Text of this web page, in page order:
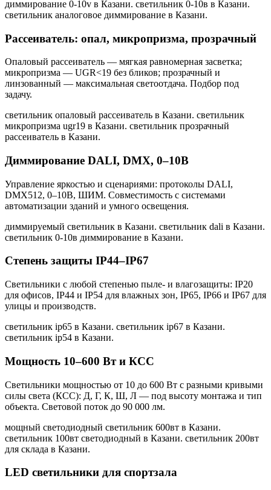
диммирование 0-10v в Казани. светильник 0-10в в Казани.
светильник аналоговое диммирование в Казани.
Рассеиватель: опал, микропризма, прозрачный
Опаловый рассеиватель — мягкая равномерная засветка;
микропризма — UGR<19 без бликов; прозрачный и
линзованный — максимальная светоотдача. Подбор под
задачу.
светильник опаловый рассеиватель в Казани. светильник
микропризма ugr19 в Казани. светильник прозрачный
рассеиватель в Казани.
Диммирование DALI, DMX, 0–10В
Управление яркостью и сценариями: протоколы DALI,
DMX512, 0–10В, ШИМ. Совместимость с системами
автоматизации зданий и умного освещения.
диммируемый светильник в Казани. светильник dali в Казани.
светильник 0-10в диммирование в Казани.
Степень защиты IP44–IP67
Светильники с любой степенью пыле- и влагозащиты: IP20
для офисов, IP44 и IP54 для влажных зон, IP65, IP66 и IP67 для
улицы и производств.
светильник ip65 в Казани. светильник ip67 в Казани.
светильник ip54 в Казани.
Мощность 10–600 Вт и КСС
Светильники мощностью от 10 до 600 Вт с разными кривыми
силы света (КСС): Д, Г, К, Ш, Л — под высоту монтажа и тип
объекта. Световой поток до 90 000 лм.
мощный светодиодный светильник 600вт в Казани.
светильник 100вт светодиодный в Казани. светильник 200вт
для склада в Казани.
LED светильники для спортзала